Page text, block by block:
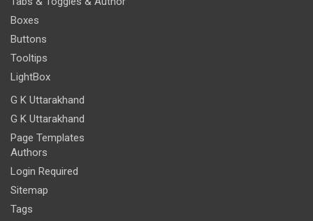
Boxes
Buttons
Tooltips
LightBox
G K Uttarakhand
G K Uttarakhand
Page Templates
Authors
Login Required
Sitemap
Tags